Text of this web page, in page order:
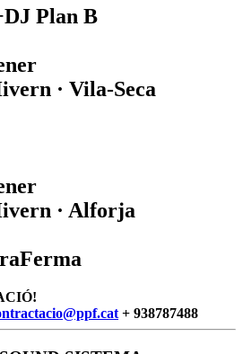
Plan B
· Vila-Seca
· Alforja
+ 938787488